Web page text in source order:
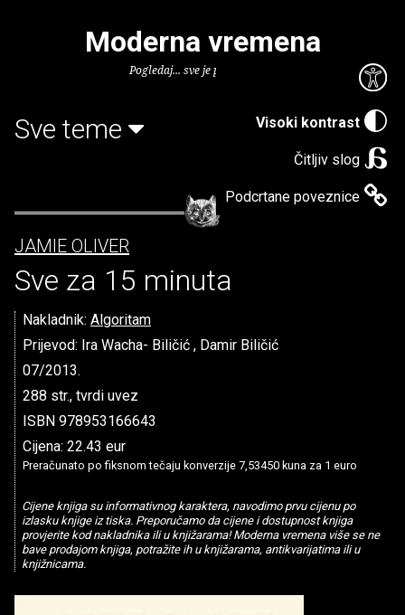
Visoki kontrast
Čitljiv slog
Podcrtane poveznice
Moderna vremena
Pogledaj... sve je puno knjiga.
Sve teme
JAMIE OLIVER
Sve za 15 minuta
Nakladnik: Algoritam
Prijevod: Ira Wacha- Biličić , Damir Biličić
07/2013.
288 str., tvrdi uvez
ISBN 978953166643
Cijena: 22.43 eur
Preračunato po fiksnom tečaju konverzije 7,53450 kuna za 1 euro
Cijene knjiga su informativnog karaktera, navodimo prvu cijenu po
izlasku knjige iz tiska. Preporučamo da cijene i dostupnost knjiga
provjerite kod nakladnika ili u knjižarama! Moderna vremena više se ne
bave prodajom knjiga, potražite ih u knjižarama, antikvarijatima ili u
knjižnicama.